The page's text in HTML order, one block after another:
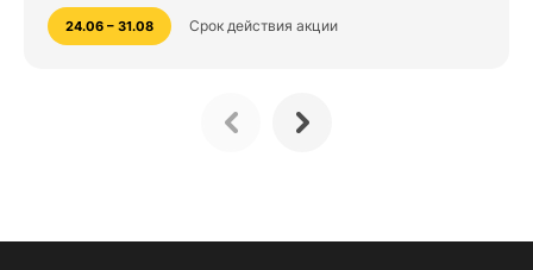
24.06 – 31.08 Срок действия акции